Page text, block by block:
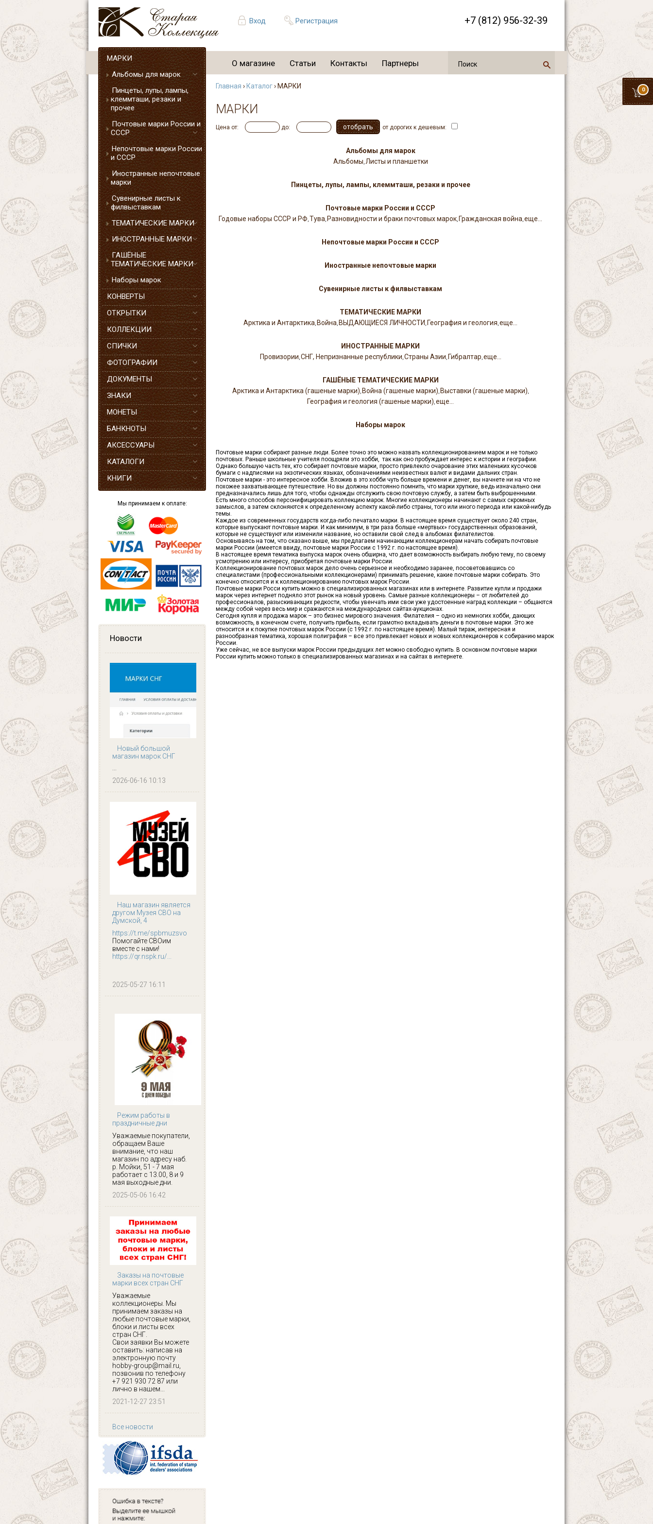
Вход Регистрация +7 (812) 956-32-39
0
О магазине Статьи Контакты Партнеры
МАРКИ
Альбомы для марок
Пинцеты, лупы, лампы,
клеммташи, резаки и
прочее
Почтовые марки России и
СССР
Непочтовые марки России
и СССР
Иностранные непочтовые
марки
Сувенирные листы к
филвыставкам
ТЕМАТИЧЕСКИЕ МАРКИ
ИНОСТРАННЫЕ МАРКИ
ГАШЁНЫЕ
ТЕМАТИЧЕСКИЕ МАРКИ
Наборы марок
КОНВЕРТЫ
ОТКРЫТКИ
КОЛЛЕКЦИИ
СПИЧКИ
ФОТОГРАФИИ
ДОКУМЕНТЫ
ЗНАКИ
МОНЕТЫ
БАНКНОТЫ
АКСЕССУАРЫ
КАТАЛОГИ
КНИГИ
Мы принимаем к оплате:
Новости
Новый большой
магазин марок СНГ
...
2026-06-16 10:13
Наш магазин является
другом Музея СВО на
Думской, 4
https://t.me/spbmuzsvo
Помогайте СВОим
вместе с нами!
https://qr.nspk.ru/...
2025-05-27 16:11
Режим работы в
праздничные дни
Уважаемые покупатели,
обращаем Ваше
внимание, что наш
магазин по адресу наб.
р. Мойки, 51 - 7 мая
работает с 13.00, 8 и 9
мая выходные дни.
2025-05-06 16:42
Заказы на почтовые
марки всех стран СНГ
Уважаемые
коллекционеры. Мы
принимаем заказы на
любые почтовые марки,
блоки и листы всех
стран СНГ.
Свои заявки Вы можете
оставить: написав на
электронную почту
hobby-group@mail.ru,
позвонив по телефону
+7 921 930 72 87 или
лично в нашем...
2021-12-27 23:51
Все новости
Главная › Каталог› МАРКИ
МАРКИ
Цена от: до: от дорогих к дешевым:
Альбомы для марок
Альбомы,Листы и планшетки
Пинцеты, лупы, лампы, клеммташи, резаки и прочее
Почтовые марки России и СССР
Годовые наборы СССР и РФ,Тува, Разновидности и браки почтовых марок, Гражданская война,еще...
Непочтовые марки России и СССР
Иностранные непочтовые марки
Сувенирные листы к филвыставкам
ТЕМАТИЧЕСКИЕ МАРКИ
Арктика и Антарктика, Война, ВЫДАЮЩИЕСЯ ЛИЧНОСТИ , География и геология,еще...
ИНОСТРАННЫЕ МАРКИ
Провизории,СНГ, Непризнанные республики,Страны Азии, Гибралтар,еще...
ГАШЁНЫЕ ТЕМАТИЧЕСКИЕ МАРКИ
Арктика и Антарктика (гашеные марки), Война (гашеные марки), Выставки (гашеные марки),
География и геология (гашеные марки),еще...
Наборы марок
Почтовые марки собирают разные люди. Более точно это можно назвать коллекционированием марок и не только
почтовых. Раньше школьные учителя поощряли это хобби, так как оно пробуждает интерес к истории и географии.
Однако большую часть тех, кто собирает почтовые марки, просто привлекло очарование этих маленьких кусочков
бумаги с надписями на экзотических языках, обозначениями неизвестных валют и видами дальних стран.
Почтовые марки - это интересное хобби. Вложив в это хобби чуть больше времени и денег, вы начнете ни на что не
похожее захватывающее путешествие. Но вы должны постоянно помнить, что марки хрупкие, ведь изначально они
предназначались лишь для того, чтобы однажды отслужить свою почтовую службу, а затем быть выброшенными.
Есть много способов персонифицировать коллекцию марок. Многие коллекционеры начинают с самых скромных
замыслов, а затем склоняются к определенному аспекту какой-либо страны, того или иного периода или какой-нибудь
темы.
Каждое из современных государств когда-либо печатало марки. В настоящее время существует около 240 стран,
которые выпускают почтовые марки. И как минимум, в три раза больше «мертвых» государственных образований,
которые не существуют или изменили название, но оставили свой след в альбомах филателистов.
Основываясь на том, что сказано выше, мы предлагаем начинающим коллекционерам начать собирать почтовые
марки России (имеется ввиду, почтовые марки России с 1992 г. по настоящее время).
В настоящее время тематика выпуска марок очень обширна, что дает возможность выбирать любую тему, по своему
усмотрению или интересу, приобретая почтовые марки России.
Коллекционирование почтовых марок дело очень серьезное и необходимо заранее, посоветовавшись со
специалистами (профессиональными коллекционерами) принимать решение, какие почтовые марки собирать. Это
конечно относится и к коллекционированию почтовых марок России.
Почтовые марки Росси купить можно в специализированных магазинах или в интернете. Развитие купли и продажи
марок через интернет подняло этот рынок на новый уровень. Самые разные коллекционеры – от любителей до
профессионалов, разыскивающих редкости, чтобы увенчать ими свои уже удостоенные наград коллекции – общаются
между собой через весь мир и сражаются на международных сайтах-аукционах.
Сегодня купля и продажа марок – это бизнес мирового значения. Филателия – одно из немногих хобби, дающих
возможность, в конечном счете, получить прибыль, если грамотно вкладывать деньги в почтовые марки. Это же
относится и к покупке почтовых марок России (с 1992 г. по настоящее время). Малый тираж, интересная и
разнообразная тематика, хорошая полиграфия – все это привлекает новых и новых коллекционеров к собиранию марок
России.
Уже сейчас, не все выпуски марок России предыдущих лет можно свободно купить. В основном почтовые марки
России купить можно только в специализированных магазинах и на сайтах в интернете.